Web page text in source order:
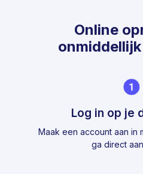
Online
Log in op je
Maak een account aan in
ga direct